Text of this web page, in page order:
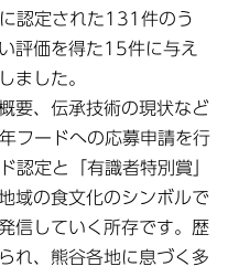
認定された131件のう
評価を得た15件に与え
ました。
要、伝承技術の現状など
フードへの応募申請を行
認定と「有識者特別賞」
域の食文化のシンボルで
信していく所存です。歴
れ、熊谷各地に息づく多